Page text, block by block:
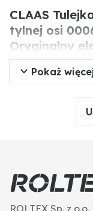
CLAAS
tylnej osi
Oryginalny
CLAAS.
CLAAS.
maszyny,
Specyfikacja
Pokaż